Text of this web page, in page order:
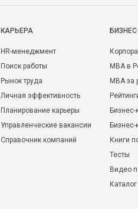
КАРЬЕРА
HR-менеджмент
Поиск работы
Рынок труда
Личная эффективность
Планирование карьеры
Управленческие вакансии
Справочник компаний
MBA в
MBA
Бизнес-
Книги
Тесты
Видео